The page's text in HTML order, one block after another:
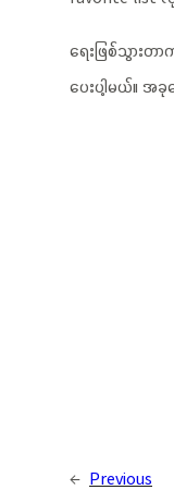
ရေးဖြစ်သွားတ
ပေးပါ့မယ်။ အ
← Previous